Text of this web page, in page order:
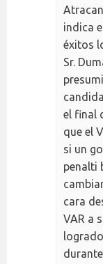
indica
éxitos
Sr.
el final
que el
si un
penalti
cara
VAR a